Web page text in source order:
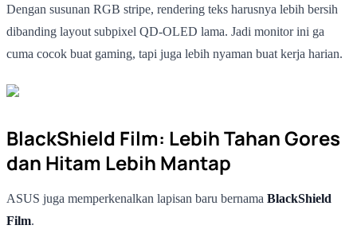
Dengan susunan RGB stripe, rendering teks harusnya lebih bersih
dibanding layout subpixel QD-OLED lama. Jadi monitor ini ga
cuma cocok buat gaming, tapi juga lebih nyaman buat kerja harian.
BlackShield Film: Lebih Tahan Gores
dan Hitam Lebih Mantap
ASUS juga memperkenalkan lapisan baru bernama BlackShield
Film.